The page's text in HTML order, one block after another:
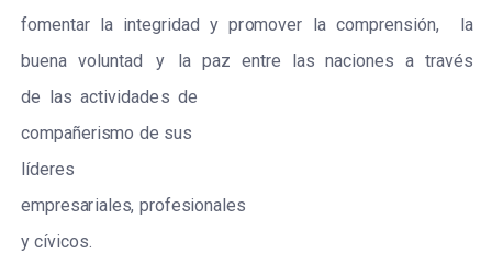
fomentar la integridad y promover lacomprensión,
la
buena voluntad y la paz entre las naciones a través
de las actividades de
compañerismo de sus
líderes
empresariales, profesionales
y cívicos